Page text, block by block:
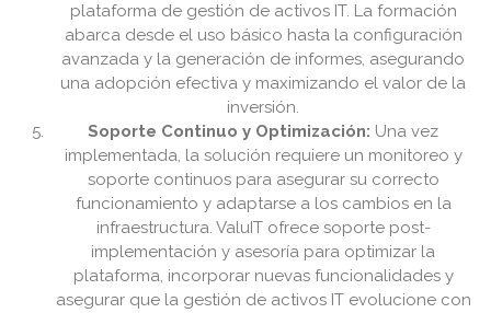
plataforma de gestión de activos IT. La formación
abarca desde el uso básico hasta la configuración
avanzada y la generación de informes, asegurando
una adopción efectiva y maximizando el valor de la
inversión.
Soporte Continuo y Optimización: Una vez
implementada, la solución requiere un monitoreo y
soporte continuos para asegurar su correcto
funcionamiento y adaptarse a los cambios en la
infraestructura. ValuIT ofrece soporte post-
implementación y asesoría para optimizar la
plataforma, incorporar nuevas funcionalidades y
asegurar que la gestión de activos IT evolucione con